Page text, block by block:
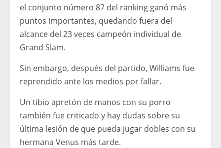
el conjunto número 87 del ranking ganó más
puntos importantes, quedando fuera del
alcance del 23 veces campeón individual de
Grand Slam.
Sin embargo, después del partido, Williams fue
reprendido ante los medios por fallar.
Un tibio apretón de manos con su porro
también fue criticado y hay dudas sobre su
última lesión de que pueda jugar dobles con su
hermana Venus más tarde.